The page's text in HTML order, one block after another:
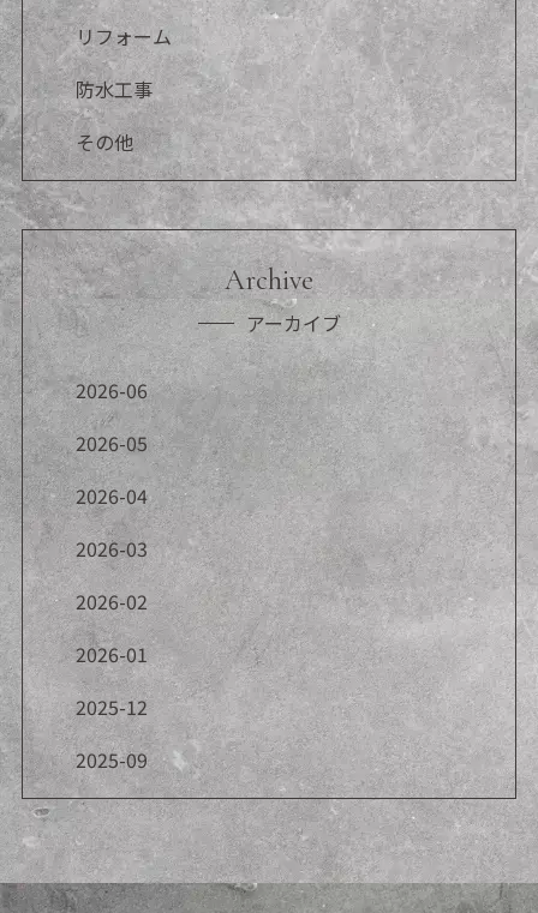
リフォーム
防水工事
その他
Archive
アーカイブ
2026-06
2026-05
2026-04
2026-03
2026-02
2026-01
2025-12
2025-09